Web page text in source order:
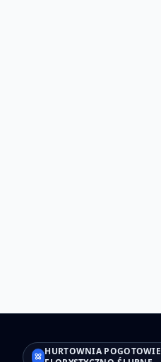
HURTOWNIA POGOTOWIE